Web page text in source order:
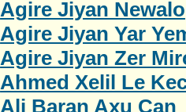
Agire Jiyan Newalo
Agire Jiyan Yar
Agire Jiyan Zer
Ahmed Xelil Le
Ali Baran Axu Can